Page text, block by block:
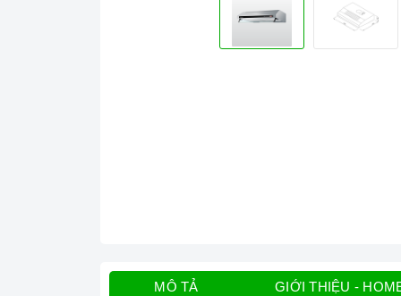
MÔ TẢ GIỚI THIỆU -